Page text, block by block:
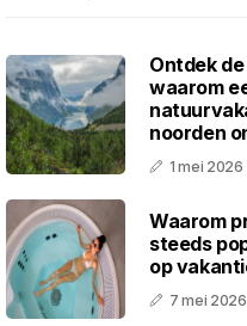
Ontdek
waarom
noorden
1 mei 2026
Waarom
steeds
op
7 mei 2026